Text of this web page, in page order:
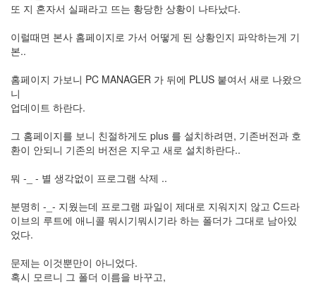
또 지 혼자서 실패라고 뜨는 황당한 상황이 나타났다.
이럴때면 본사 홈페이지로 가서 어떻게 된 상황인지 파악하는게 기
본..
홈페이지 가보니 PC MANAGER 가 뒤에 PLUS 붙여서 새로 나왔으
니
업데이트 하란다.
그 홈페이지를 보니 친절하게도 plus 를 설치하려면, 기존버전과 호
환이 안되니 기존의 버전은 지우고 새로 설치하란다..
뭐 -_ - 별 생각없이 프로그램 삭제 ..
분명히 -_- 지웠는데 프로그램 파일이 제대로 지워지지 않고 C드라
이브의 루트에 애니콜 뭐시기뭐시기라 하는 폴더가 그대로 남아있
었다.
문제는 이것뿐만이 아니었다.
혹시 모르니 그 폴더 이름을 바꾸고,
모
리
눅
스
OpenSource
Swing
Release
SWT
화
트
드
자
바
pspsdk
차